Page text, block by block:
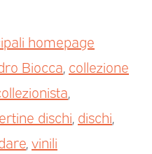
homepage
Biocca collezione
dischi dischi
vinili